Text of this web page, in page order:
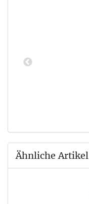
Ähnliche Artikel